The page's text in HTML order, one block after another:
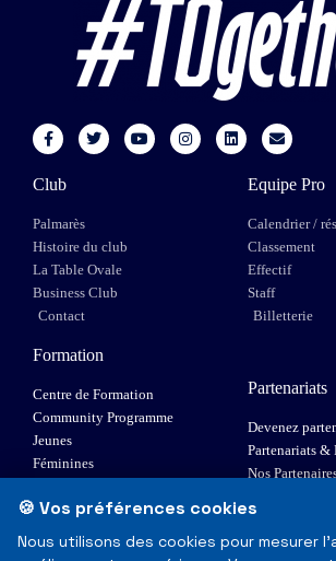
Club
Palmarès
Histoire du club
La Table Ovale
Business Club
Contact
Equipe Pro
Calendrier /
Classement
Effectif
Staff
Billetterie
Formation
Centre de Formation
Community Programme
Jeunes
Féminines
Elite 1
Partenariats
Devenez
Partenariats
Nos
🍪 Vos préférences cookies
Nous utilisons des cookies pour mesurer